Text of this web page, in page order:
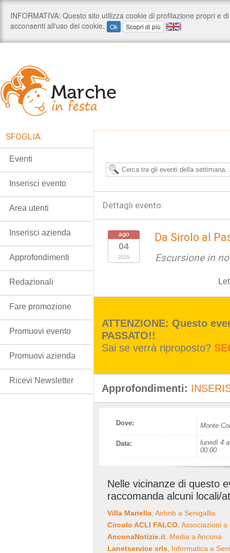
Dettagli evento:
ago
04
2025
Da Sirolo al
Escursione in
ATTENZIONE: Questo
PASSATO!!
Sai se verrà riproposto?
Approfondimenti:
Dove: Monte
Data:
lunedì 4
00:00
Nelle vicinanze di questo
raccomanda alcuni locali/
Villa Mariella , Airbnb a Senigallia
Circolo ACLI FALCO , Associazioni
AnconaNotizie.it , Media a Ancona
Lanetservice srls , Informatica a
SFOGLIA:
Eventi
Inserisci evento
Area utenti
Inserisci azienda
Approfondimenti
Redazionali
Fare promozione
Promuovi evento
Promuovi azienda
Ricevi Newsletter